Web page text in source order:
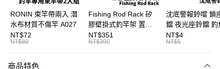
臺灣中小企業銀行
台中商業銀行
匯豐（台灣）商業銀行
華泰商業銀行
聯邦商業銀行
遠東國際商業銀行
元大商業銀行
大哥付你分期
相關說明
2.付款方式選擇「大哥付你分期」，訂單成立後會自動跳轉到大哥付的交易
RONIN 束竿帶兩入 潛
水布材質不傷竿 A027
NT$72
NT$80
Fishing Rod Rack 矽
膠壁掛式釣竿架 置竿
架 壁鎖式竿架 釣竿展
示架 T1086
NT$351
NT$390
沈底警報鈴噹 鎖
鐺 夜光座鈴鐺 釣
鐺 沉底鈴鐺 1入 可插
Ø4.5x37mm夜光
NT$4
NT$5
商品特色